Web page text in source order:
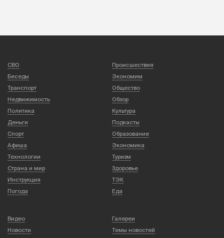
СВО
Происшествия
Беседы
Экономим
Транспорт
Общество
Недвижимость
Обзор
Политика
Культура
Деньги
Подкасты
Спорт
Образование
Афиша
Экономика
Технологии
Туризм
Страна и мир
Здоровье
Инструкция
ТЭК
Погода
Еда
Видео
Галереи
Новости
Темы новостей